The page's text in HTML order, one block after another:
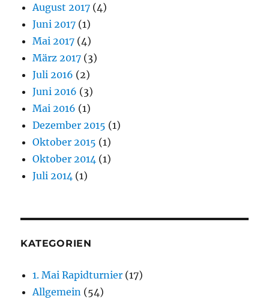
August 2017 (4)
Juni 2017 (1)
Mai 2017 (4)
März 2017 (3)
Juli 2016 (2)
Juni 2016 (3)
Mai 2016 (1)
Dezember 2015 (1)
Oktober 2015 (1)
Oktober 2014 (1)
Juli 2014 (1)
KATEGORIEN
1. Mai Rapidturnier (17)
Allgemein (54)